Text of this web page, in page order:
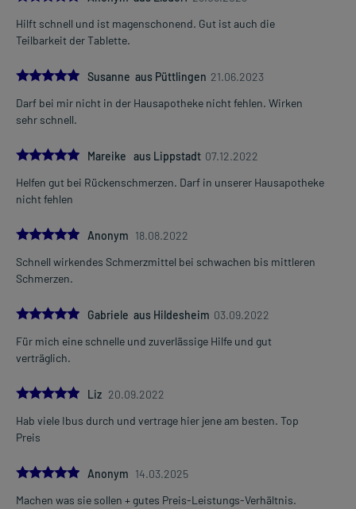
Hilft schnell und ist magenschonend. Gut ist auch die
Teilbarkeit der Tablette.
5.0
Susanne aus Püttlingen 21.06.2023
Darf bei mir nicht in der Hausapotheke nicht fehlen. Wirken
sehr schnell.
5.0
Mareike aus Lippstadt 07.12.2022
Helfen gut bei Rückenschmerzen. Darf in unserer Hausapotheke
nicht fehlen
5.0Anonym 18.08.2022
Schnell wirkendes Schmerzmittel bei schwachen bis mittleren
Schmerzen.
5.0
Gabriele aus Hildesheim 03.09.2022
Für mich eine schnelle und zuverlässige Hilfe und gut
verträglich.
5.0Liz 20.09.2022
Hab viele Ibus durch und vertrage hier jene am besten. Top
Preis
5.0Anonym 14.03.2025
Machen was sie sollen + gutes Preis-Leistungs-Verhältnis.